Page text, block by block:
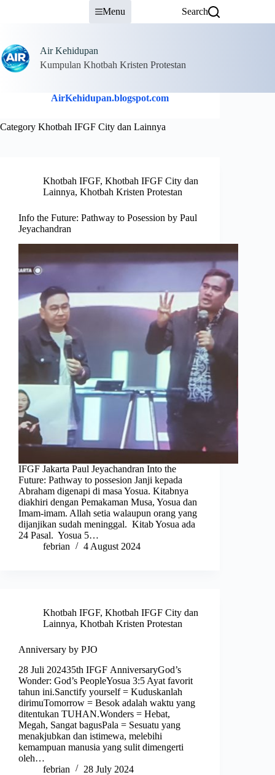
Menu Search
Air Kehidupan
Kumpulan Khotbah Kristen Protestan
AirKehidupan.blogspot.com
Category Khotbah IFGF City dan Lainnya
Khotbah IFGF, Khotbah IFGF City dan
Lainnya, Khotbah Kristen Protestan
Info the Future: Pathway to Posession by Paul
Jeyachandran
IFGF Jakarta Paul Jeyachandran Into the
Future: Pathway to possesion Janji kepada
Abraham digenapi di masa Yosua. Kitabnya
diakhiri dengan Pemakaman Musa, Yosua dan
Imam-imam. Allah setia walaupun orang yang
dijanjikan sudah meninggal. Kitab Yosua ada
24 Pasal. Yosua 5…
febrian
4 August 2024
Khotbah IFGF, Khotbah IFGF City dan
Lainnya, Khotbah Kristen Protestan
Anniversary by PJO
28 Juli 202435th IFGF AnniversaryGod’s
Wonder: God’s PeopleYosua 3:5 Ayat favorit
tahun ini.Sanctify yourself = Kuduskanlah
dirimuTomorrow = Besok adalah waktu yang
ditentukan TUHAN.Wonders = Hebat,
Megah, Sangat bagusPala = Sesuatu yang
menakjubkan dan istimewa, melebihi
kemampuan manusia yang sulit dimengerti
oleh…
febrian
28 July 2024